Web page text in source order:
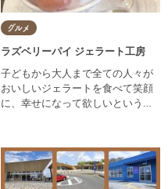
グルメ
ラズベリーパイ ジェラート工房
子どもから大人まで全ての人々が
おいしいジェラートを食べて笑顔
に、幸せになって欲しいという願